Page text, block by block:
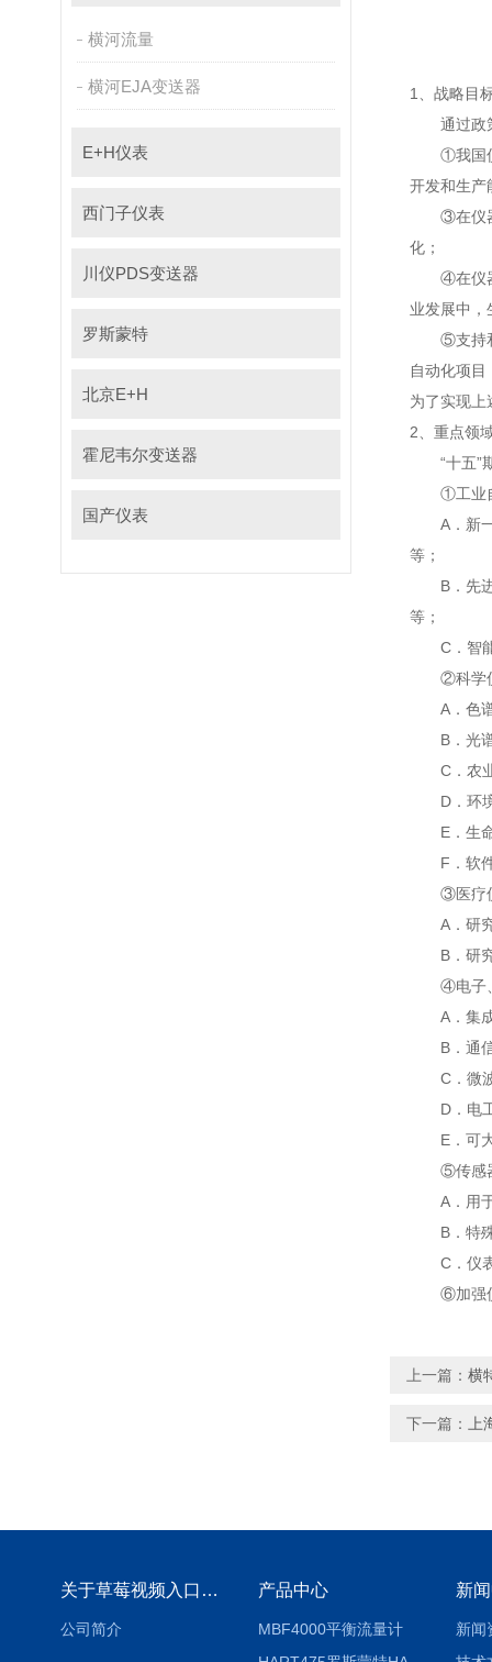
横河流量
横河EJA变送器
E+H仪表
西门子仪表
川仪PDS变送器
罗斯蒙特
北京E+H
霍尼韦尔变送器
国产仪表
1、战略目
通过政策引
①我国仪器
开发和生产
③在仪器仪
化；
④在仪器仪
业发展中
⑤支持和发
自动化项目
为了实现上
2、重点领
“十五”期
①工业自
A．新一代
等；
B．先进控
等；
C．智能仪
②科学
A．色谱仪
B．光谱仪
C．农业和
D．环境与
E．生命科
F．软件平
③医疗
A．研究
B．研究开
④电子
A．集成
B．通信
C．微波
D．电工
E．可大量
⑤传感器
A．用于现
B．特殊弹
C．仪表材
⑥加强仪器
上一篇： 横
下一篇：
关于草莓视频入口免费下载
公司简介
产品中心
MBF4000平衡流量计
新
新闻